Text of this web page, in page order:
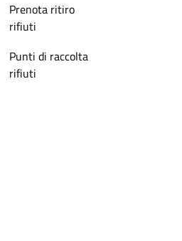
Prenota ritiro
rifiuti
Punti di raccolta
rifiuti